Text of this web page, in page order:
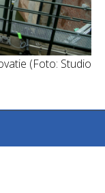
(Foto: Studio